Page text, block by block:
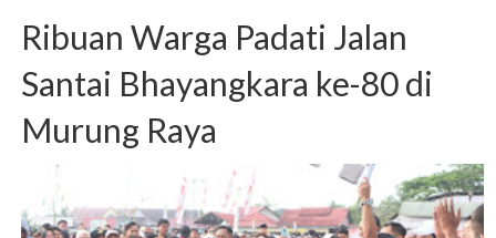
Ribuan Warga Padati Jalan
Santai Bhayangkara ke-80 di
Murung Raya